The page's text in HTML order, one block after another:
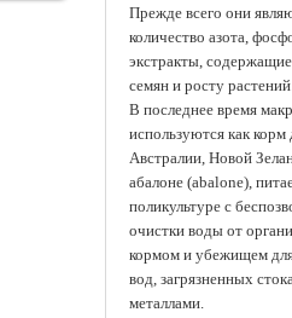
Прежде всего они
количество азота,
экстракты,
семян и росту
В последнее время
используются как
Австралии, Новой
абалоне (abalone),
поликультуре с
очистки воды от
кормом и убежищем
вод, загрязненных
металлами.